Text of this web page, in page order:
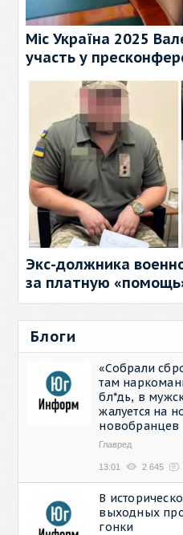
Міс Україна 2025
участь у
Экс-должника
за платную
Блоги
«Собрали
там
бл*дь, в
жалуется на
новобранцев
Главред
13:01 2 645
В
выходных
гонки